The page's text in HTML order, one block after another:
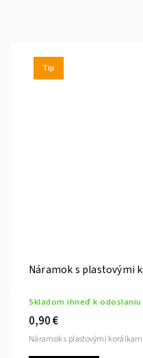
Tip
Náramok s plastovými
Skladom ihneď k odoslaniu
0,90 €
Náramok s plastovými